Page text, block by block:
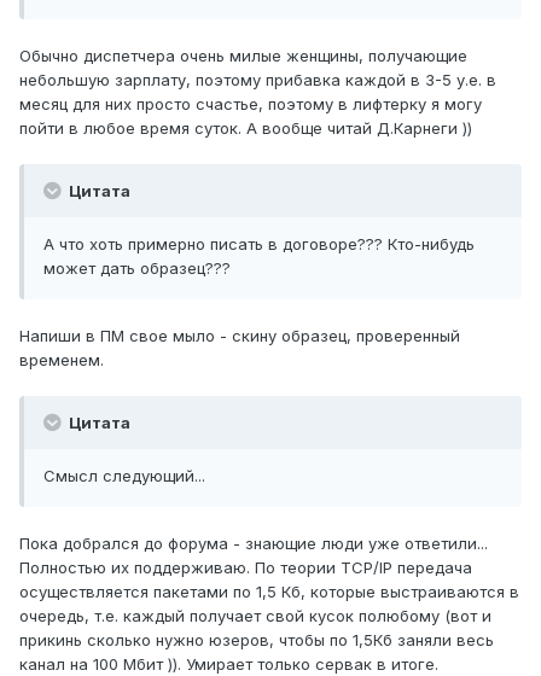
Обычно диспетчера очень милые женщины, получающие
небольшую зарплату, поэтому прибавка каждой в 3-5 у.е. в
месяц для них просто счастье, поэтому в лифтерку я могу
пойти в любое время суток. А вообще читай Д.Карнеги ))
Цитата
А что хоть примерно писать в договоре??? Кто-нибудь
может дать образец???
Напиши в ПМ свое мыло - скину образец, проверенный
временем.
Цитата
Смысл следующий...
Пока добрался до форума - знающие люди уже ответили...
Полностью их поддерживаю. По теории TCP/IP передача
осуществляется пакетами по 1,5 Кб, которые выстраиваются в
очередь, т.е. каждый получает свой кусок полюбому (вот и
прикинь сколько нужно юзеров, чтобы по 1,5Кб заняли весь
канал на 100 Мбит )). Умирает только сервак в итоге.